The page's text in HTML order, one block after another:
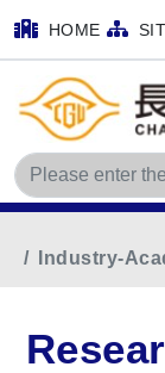
HOME
Home
Main
Industry-